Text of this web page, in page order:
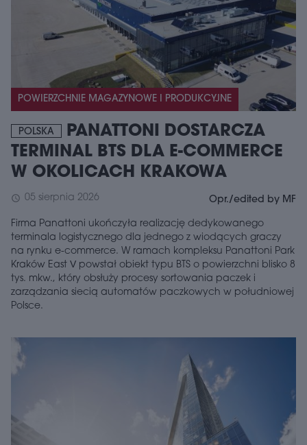
POWIERZCHNIE MAGAZYNOWE I PRODUKCYJNE
POLSKA
PANATTONI DOSTARCZA
TERMINAL BTS DLA E-COMMERCE
W OKOLICACH KRAKOWA
schedule 05 sierpnia 2026 Opr./edited by MF
Firma Panattoni ukończyła realizację dedykowanego
terminala logistycznego dla jednego z wiodących graczy
na rynku e-commerce. W ramach kompleksu Panattoni Park
Kraków East V powstał obiekt typu BTS o powierzchni blisko 8
tys. mkw., który obsłuży procesy sortowania paczek i
zarządzania siecią automatów paczkowych w południowej
Polsce.